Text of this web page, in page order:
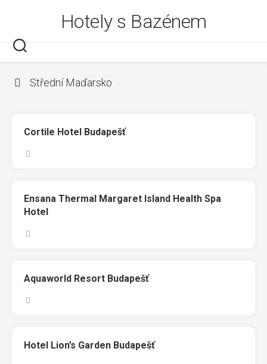
Hotely s Bazénem
Střední Maďarsko
Cortile Hotel Budapešť
Ensana Thermal Margaret Island Health Spa
Hotel
Aquaworld Resort Budapešť
Hotel Lion’s Garden Budapešť